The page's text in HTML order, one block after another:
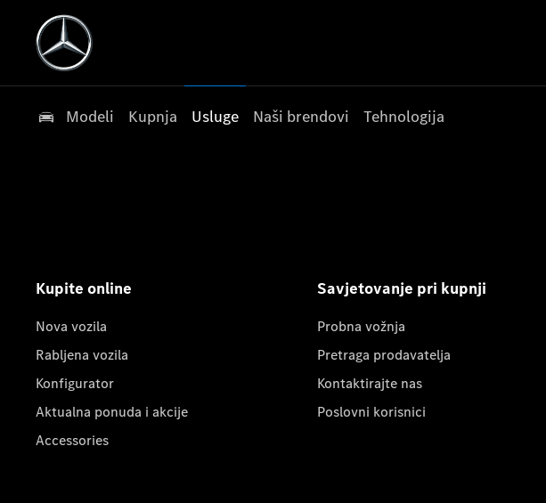
Modeli Kupnja Usluge Naši brendovi Tehnologija
Kupite online
Nova vozila
Rabljena vozila
Konfigurator
Aktualna ponuda i akcije
Accessories
Savjetovanje pri kupnji
Probna vožnja
Pretraga prodavatelja
Kontaktirajte nas
Poslovni korisnici